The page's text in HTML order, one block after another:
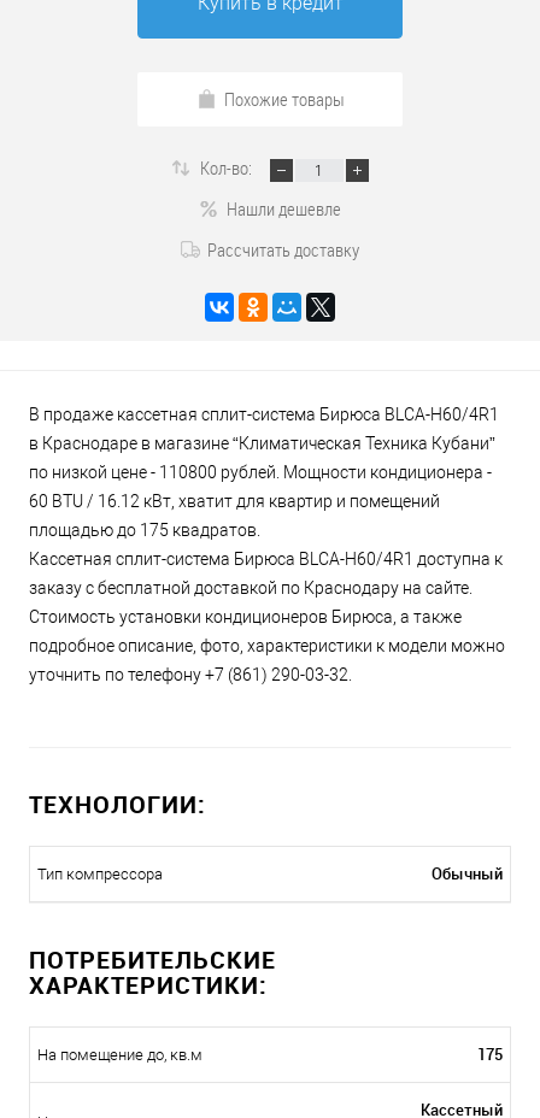
Похожие товары
Кол-во:
Нашли дешевле
Рассчитать доставку
В продаже кассетная сплит-система Бирюса BLCA-H60/4R1
в Краснодаре в магазине “Климатическая Техника Кубани”
по низкой цене - 110800 рублей. Мощности кондиционера -
60 BTU / 16.12 кВт, хватит для квартир и помещений
площадью до 175 квадратов.
Кассетная сплит-система Бирюса BLCA-H60/4R1 доступна к
заказу с бесплатной доставкой по Краснодару на сайте.
Стоимость установки кондиционеров Бирюса, а также
подробное описание, фото, характеристики к модели можно
уточнить по телефону +7 (861) 290-03-32.
ТЕХНОЛОГИИ:
Тип компрессора Обычный
ПОТРЕБИТЕЛЬСКИЕ
ХАРАКТЕРИСТИКИ:
На помещение до, кв.м 175
Кассетный